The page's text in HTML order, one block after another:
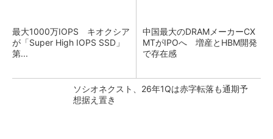
最大1000万IOPS キオクシア
が「Super High IOPS SSD」
第...
中国最大のDRAMメーカーCX
MTがIPOへ 増産とHBM開発
で存在感
ソシオネクスト、26年1Qは赤字転落も通期予
想据え置き